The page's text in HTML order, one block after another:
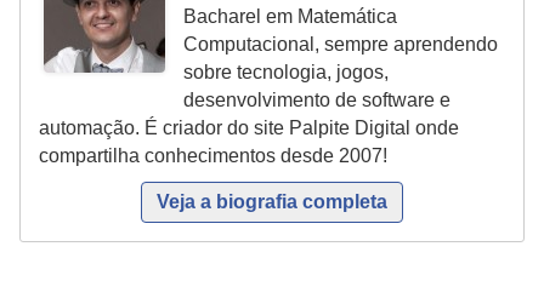
Bacharel em Matemática
Computacional, sempre aprendendo
sobre tecnologia, jogos,
desenvolvimento de software e
automação. É criador do site Palpite Digital onde
compartilha conhecimentos desde 2007!
Veja a biografia completa